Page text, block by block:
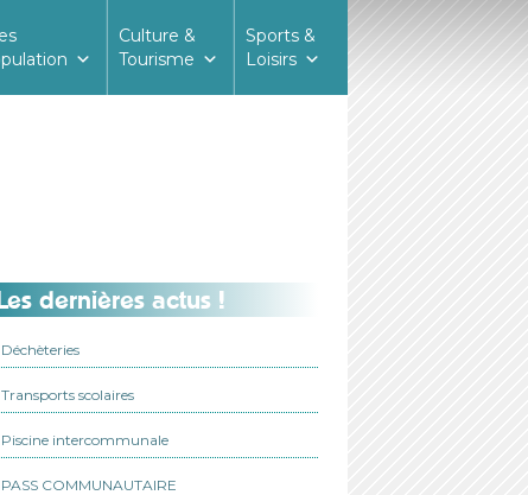
Culture &
Tourisme
Sports &
Loisirs
dernières actus !
Déchèteries
Transports scolaires
Piscine intercommunale
PASS COMMUNAUTAIRE